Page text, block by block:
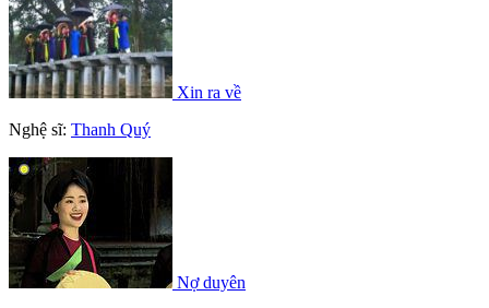
Xin ra về
Nghệ sĩ: Thanh Quý
Nợ duyên